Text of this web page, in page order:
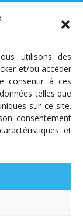
utilisons des
et/ou accéder
consentir à ces
telles que
sur ce site.
consentement
et
PROGRAMMES
RÉAL.